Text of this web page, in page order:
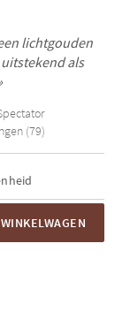
lichtgouden
als
(79)